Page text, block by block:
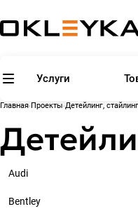
Услуги
Главная Проекты Детейлинг,
Audi
Bentley